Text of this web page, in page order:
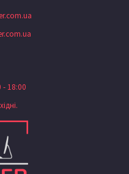
- 18:00